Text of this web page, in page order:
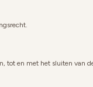
tot en met het sluiten van